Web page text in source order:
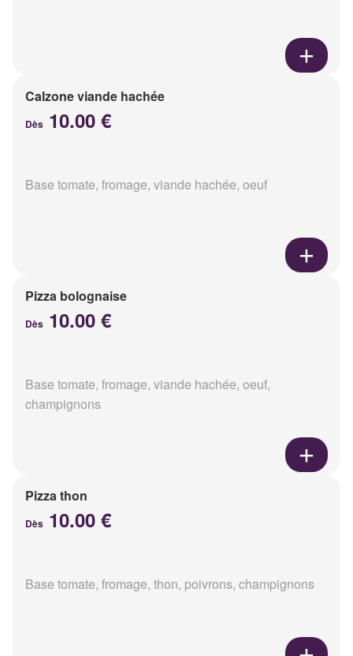
Calzone viande hachée
Dès 10.00 €
Base tomate, fromage, viande hachée, oeuf
Pizza bolognaise
Dès 10.00 €
Base tomate, fromage, viande hachée, oeuf,
champignons
Pizza thon
Dès 10.00 €
Base tomate, fromage, thon, poivrons, champignons